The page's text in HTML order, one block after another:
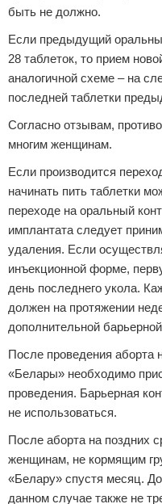
быть не должно.
Если предыдущий
28 таблеток, то прием
аналогичной схеме – на
последней таблетки
Согласно отзывам,
многим женщинам.
Если производится
начинать пить таблетки
переходе на оральный
имплантата следует
удаления. Если
инъекционной форме,
день последнего укола.
должен на протяжении
дополнительной
После проведения аборта
«Белары» необходимо
проведения. Барьерная
не использоваться.
После аборта на поздних
женщинам, не кормящим
«Белару» спустя месяц.
данном случае также не